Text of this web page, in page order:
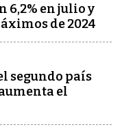
6,2% en julio y
de 2024
segundo país
el